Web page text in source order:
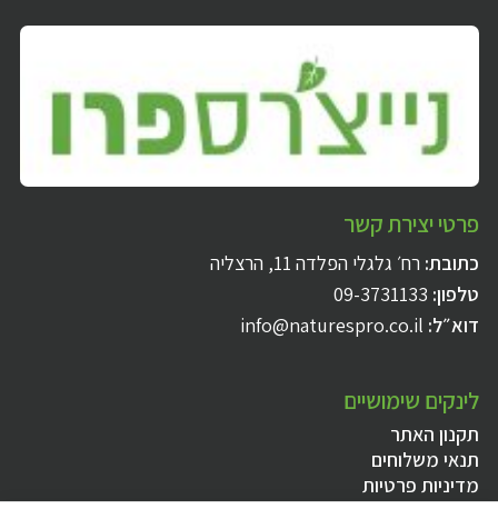
פרטי יצירת קשר
כתובת: רח׳ גלגלי הפלדה 11, הרצליה
טלפון: 09-3731133
דוא״ל: info@naturespro.co.il
לינקים שימושיים
תקנון האתר
תנאי משלוחים
מדיניות פרטיות
הצהרת נגישות